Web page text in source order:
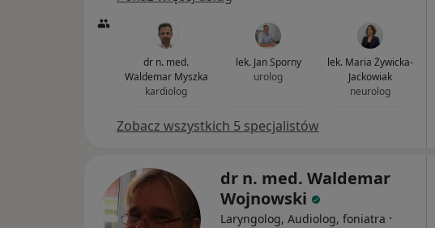
dr n. med.
Waldemar Myszka
kardiolog
lek. Jan Sporny
urolog
lek. Maria Żywicka-
Jackowiak
neurolog
Zobacz wszystkich 5 specjalistów
dr n. med. Waldemar
Wojnowski
Laryngolog, Audiolog, foniatra ·